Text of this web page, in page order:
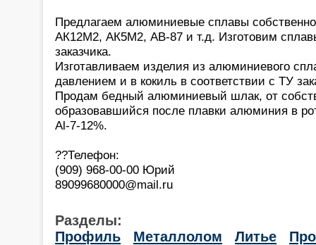
Предлагаем алюминиевые сплавы
АК12М2, АК5М2, АВ-87 и т.д. Изготовим
заказчика.
Изготавливаем изделия из алюминиевого
давлением и в кокиль в соответствии с ТУ
Продам бедный алюминиевый шлак, от
образовавшийся после плавки алюминия в
Al-7-12%.
??Телефон:
(909) 968-00-00 Юрий
89099680000@mail.ru
Разделы:
Профиль
Металлолом Литье